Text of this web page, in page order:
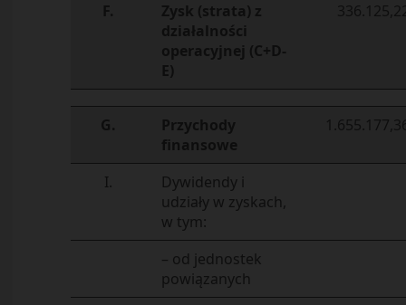
F.
Zysk (strata) z
działalności
operacyjnej (C+D-
E)
G.
Przychody
finansowe
I.
Dywidendy i
udziały w zyskach,
w tym:
– od jednostek
powiązanych